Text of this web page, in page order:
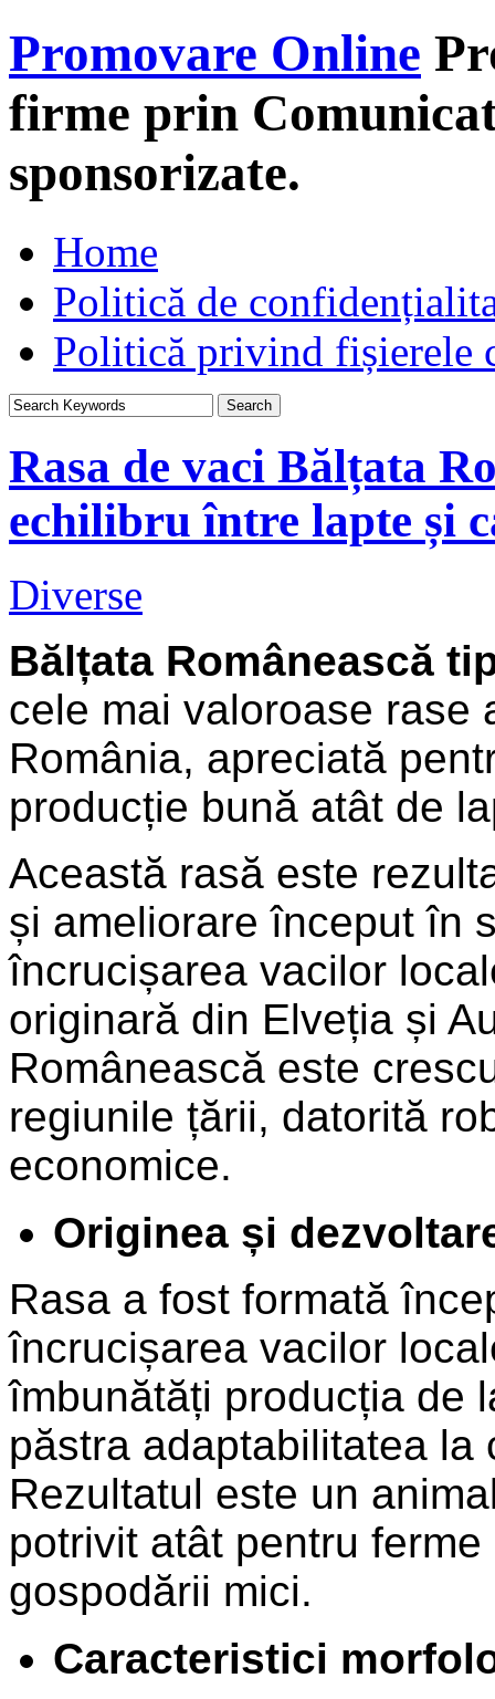
Promovare Online
firme prin
sponsorizate.
Home
Politică de
Politică privind fișierele
Rasa de vaci Bălțata
echilibru între lapte și
Diverse
Bălțata Românească
cele mai valoroase rase
România, apreciată
producție bună atât de
Această rasă este
și ameliorare început în
încrucișarea vacilor
originară din Elveția și
Românească este
regiunile țării, datorită
economice.
Originea și
Rasa a fost formată
încrucișarea vacilor
îmbunătăți producția de
păstra adaptabilitatea la
Rezultatul este un
potrivit atât pentru
gospodării mici.
Caracteristici